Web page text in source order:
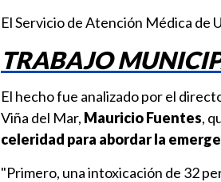
El Servicio de Atención Médica de
TRABAJO
El hecho fue analizado por el
Viña del Mar, Mauricio Fuentes,
celeridad para abordar la
"Primero, una intoxicación de 32